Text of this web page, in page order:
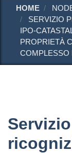
HOME
SERVIZIO
IPO-
PROPRIETÀ
COMPLESSO